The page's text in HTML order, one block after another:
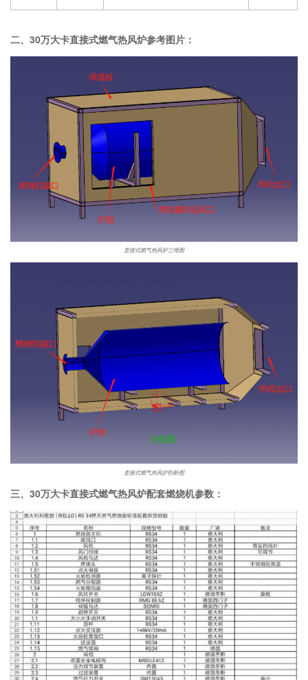
二、30万大卡直接式燃气热风炉参考图片：
直接式燃气热风炉三维图
直接式燃气热风炉剖析图
三、30万大卡直接式燃气热风炉配套燃烧机参数：